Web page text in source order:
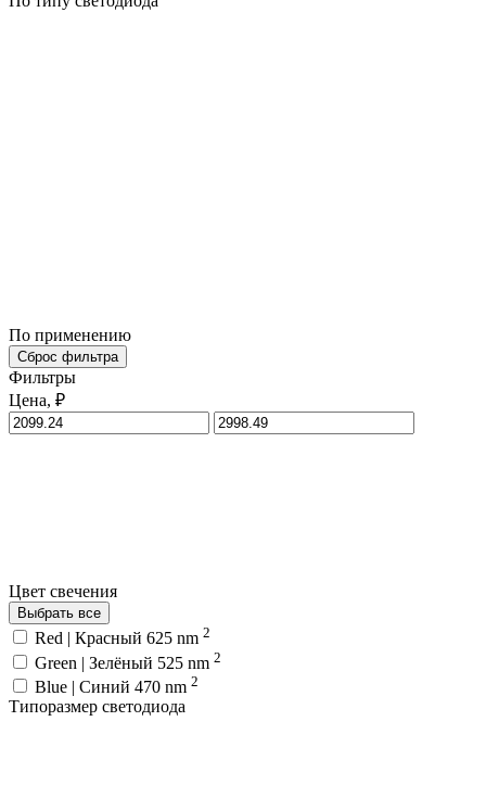
По применению
Сброс фильтра
Фильтры
Цена, ₽
Цвет свечения
Выбрать все
Red | Красный 625 nm 2
Green | Зелёный 525 nm 2
Blue | Синий 470 nm 2
Типоразмер светодиода